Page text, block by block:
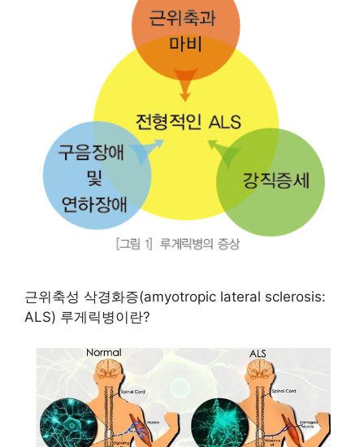
근위축성 삭경화증(amyotropic lateral sclerosis:
ALS) 루게릭병이란?